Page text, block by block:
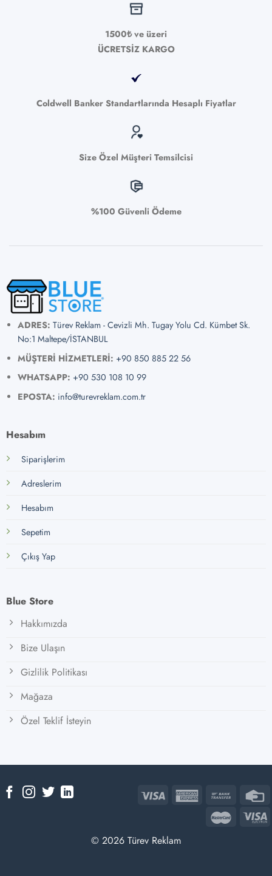
1500₺ ve üzeri
ÜCRETSİZ KARGO
Coldwell Banker Standartlarında Hesaplı Fiyatlar
Size Özel Müşteri Temsilcisi
%100 Güvenli Ödeme
ADRES: Türev Reklam - Cevizli Mh. Tugay Yolu Cd. Kümbet Sk.
No:1 Maltepe/İSTANBUL
MÜŞTERİ HİZMETLERİ: +90 850 885 22 56
WHATSAPP: +90 530 108 10 99
EPOSTA: info@turevreklam.com.tr
Hesabım
Siparişlerim
Adreslerim
Hesabım
Sepetim
Çıkış Yap
Blue Store
Hakkımızda
Bize Ulaşın
Gizlilik Politikası
Mağaza
Özel Teklif İsteyin
© 2026 Türev Reklam